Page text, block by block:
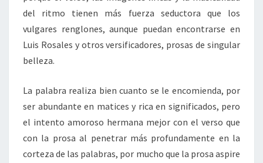
del ritmo tienen más fuerza seductora que los
vulgares renglones, aunque puedan encontrarse en
Luis Rosales y otros versificadores, prosas de singular
belleza.
La palabra realiza bien cuanto se le encomienda, por
ser abundante en matices y rica en significados, pero
el intento amoroso hermana mejor con el verso que
con la prosa al penetrar más profundamente en la
corteza de las palabras, por mucho que la prosa aspire